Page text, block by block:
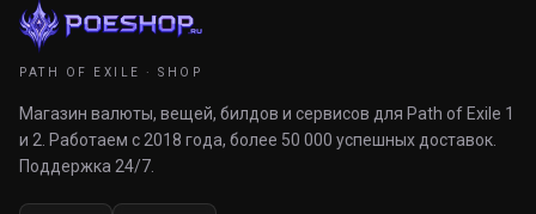
PATH OF EXILE · SHOP
Магазин валюты, вещей, билдов и сервисов для Path of Exile 1
и 2. Работаем с 2018 года, более 50 000 успешных доставок.
Поддержка 24/7.